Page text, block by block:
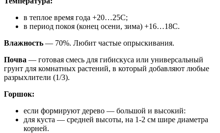
в теплое время года +20…25С;
в период покоя (конец осени, зима) +16…18С.
Влажность — 70%. Любит частые опрыскивания.
Почва — готовая смесь для гибискуса или универсальный
грунт для комнатных растений, в который добавляют любые
разрыхлители (1/3).
Горшок:
если формируют дерево — большой и высокий:
для куста — средней высоты, на 1-2 см шире диаметра
корней.